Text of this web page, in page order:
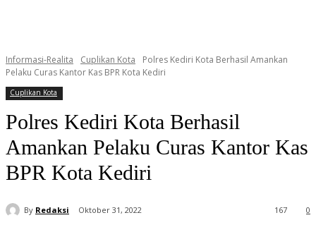
Informasi-Realita Cuplikan Kota
Polres Kediri Kota Berhasil Amankan
Pelaku Curas Kantor Kas BPR Kota Kediri
Cuplikan Kota
Polres Kediri Kota Berhasil
Amankan Pelaku Curas Kantor Kas
BPR Kota Kediri
By Redaksi Oktober 31, 2022 0
167